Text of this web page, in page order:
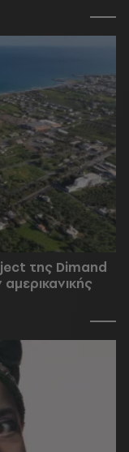
της Dimand